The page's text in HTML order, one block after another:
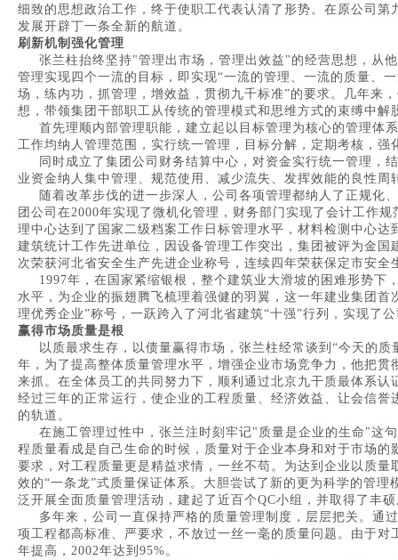
细致的思想政治工作，终于使职工代表认清了形势。在原公司
发展开辟丁一条全新的航道。
刷新机制强化管理
张兰柱抬终坚持"管理出市场，管理出效益"的经营思想，从
管理实现四个一流的目标，即实现“一流的管理、一流的质量、
场，练内功，抓管理，增效益，贯彻九千标准”的要求。几年来
想，带领集团干部职工从传统的管理模式和思维方式的束缚中
首先理顺内部管理职能，建立起以目标管理为核心的管理体
工作均纳人管理范围，实行统一管理，目标分解，定期考核，强
同时成立了集团公司财务结算中心，对资金实行统一管理，
业资金纳人集中管理、规范使用、减少流失、发挥效能的良性周
随着改革步伐的进一步深人，公司各项管理都纳人了正规化
团公司在2000年实现了微机化管理，财务部门实现了会计工作
理中心达到了国家二级档案工作日标管理水平，材料检测中心
建筑统计工作先进单位，因设备管理工作突出，集团被评为金
次荣获河北省安全生产先进企业称号，连续四年荣获保定市安全
1997年，在国家紧缩银根，整个建筑业大滑坡的困难形势下
水平，为企业的振翅腾飞梳理着强健的羽翼，这一年建业集团
理优秀企业”称号，一跃跨入了河北省建筑“十强”行列，实现了
赢得市场质量是根
以质最求生存，以债量赢得市场，张兰柱经常谈到“今天的质
年，为了提高整体质量管理水平，增强企业市场竞争力，他把
来抓。在全体员工的共同努力下，顺利通过北京九干质最体系
经过三年的正常运行，使企业的工程质量、经济效益、让会信
的轨道。
在施工管理过性中，张兰注时刻牢记"质量是企业的生命"这
程质量看成是自己生命的时候，质量对于企业本身和对于市场
要求，对工程质量更是精益求情，一丝不苟。为达到企业以质
效的“一条龙”式质量保证体系。大胆尝试了新的更为科学的管
泛开展全面质量管理活动，建起了近百个QC小组，并取得了丰
多年来，公司一直保持严格的质量管理制度，层层把关。通
项工程都高标准、严要求，不放过一丝一毫的质量问题。由于
年提高，2002年达到95%。